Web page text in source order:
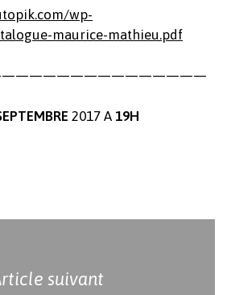
wp-
maurice-mathieu.pdf
2017 A 19H
suivant